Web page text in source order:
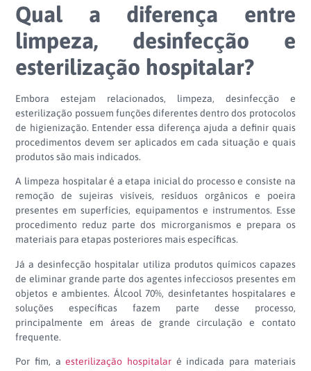
Qual a diferença entre
limpeza, desinfecção e
esterilização hospitalar?
Embora estejam relacionados, limpeza, desinfecção e
esterilização possuem funções diferentes dentro dos protocolos
de higienização. Entender essa diferença ajuda a definir quais
procedimentos devem ser aplicados em cada situação e quais
produtos são mais indicados.
A limpeza hospitalar é a etapa inicial do processo e consiste na
remoção de sujeiras visíveis, resíduos orgânicos e poeira
presentes em superfícies, equipamentos e instrumentos. Esse
procedimento reduz parte dos microrganismos e prepara os
materiais para etapas posteriores mais específicas.
Já a desinfecção hospitalar utiliza produtos químicos capazes
de eliminar grande parte dos agentes infecciosos presentes em
objetos e ambientes. Álcool 70%, desinfetantes hospitalares e
soluções específicas fazem parte desse processo,
principalmente em áreas de grande circulação e contato
frequente.
Por fim, aesterilização hospitalar é indicada para materiais